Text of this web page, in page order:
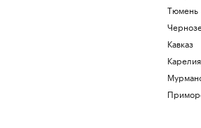
Тюмень
Кавказ
Карелия